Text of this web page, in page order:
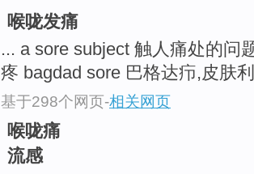
喉咙发痛
... a sore subject 触人痛处的问
疼 bagdad sore 巴格达疖,皮肤
基于298个网页-相关网页
喉咙痛
流感